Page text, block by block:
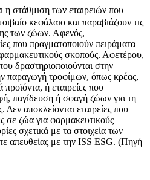
η στάθμιση των εταιρειών που
κεφάλαιο και παραβιάζουν τις
των ζώων. Αφενός,
που πραγματοποιούν πειράματα
σκοπούς. Αφετέρου,
δραστηριοποιούνται στην
παραγωγή τροφίμων, όπως κρέας,
ή εταιρείες που
παγίδευση ή σφαγή ζώων για τη
Δεν αποκλείονται εταιρείες που
σε ζώα για φαρμακευτικούς
σχετικά με τα στοιχεία των
απευθείας με την ISS ESG. (Πηγή